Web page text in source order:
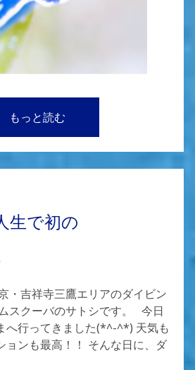
もっと読む
生で初の
・吉祥寺三鷹エリアのダイビン
スクーバのサトシです。 今日
へ行ってきました(*^-^*) 天気も
ョンも最高！！ そんな日に、ダ